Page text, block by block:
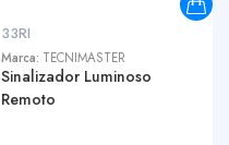
33RI
Marca: TECNIMASTER
Sinalizador Luminoso
Remoto